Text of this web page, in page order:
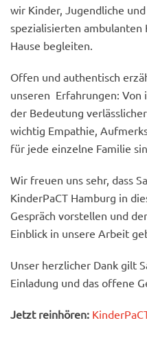
wir Kinder, Jugendliche
spezialisierten
Hause begleiten.
Offen und authentisch
unseren Erfahrungen: Von
der Bedeutung
wichtig Empathie,
für jede einzelne Familie
Wir freuen uns sehr, dass
KinderPaCT Hamburg in
Gespräch vorstellen und
Einblick in unsere Arbeit
Unser herzlicher Dank gilt
Einladung und das offene
Jetzt reinhören: